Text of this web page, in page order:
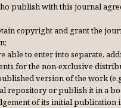
publish with this journal
copyright and grant the
able to enter into separate,
for the non-exclusive
version of the work
repository or publish it in a
of its initial publication